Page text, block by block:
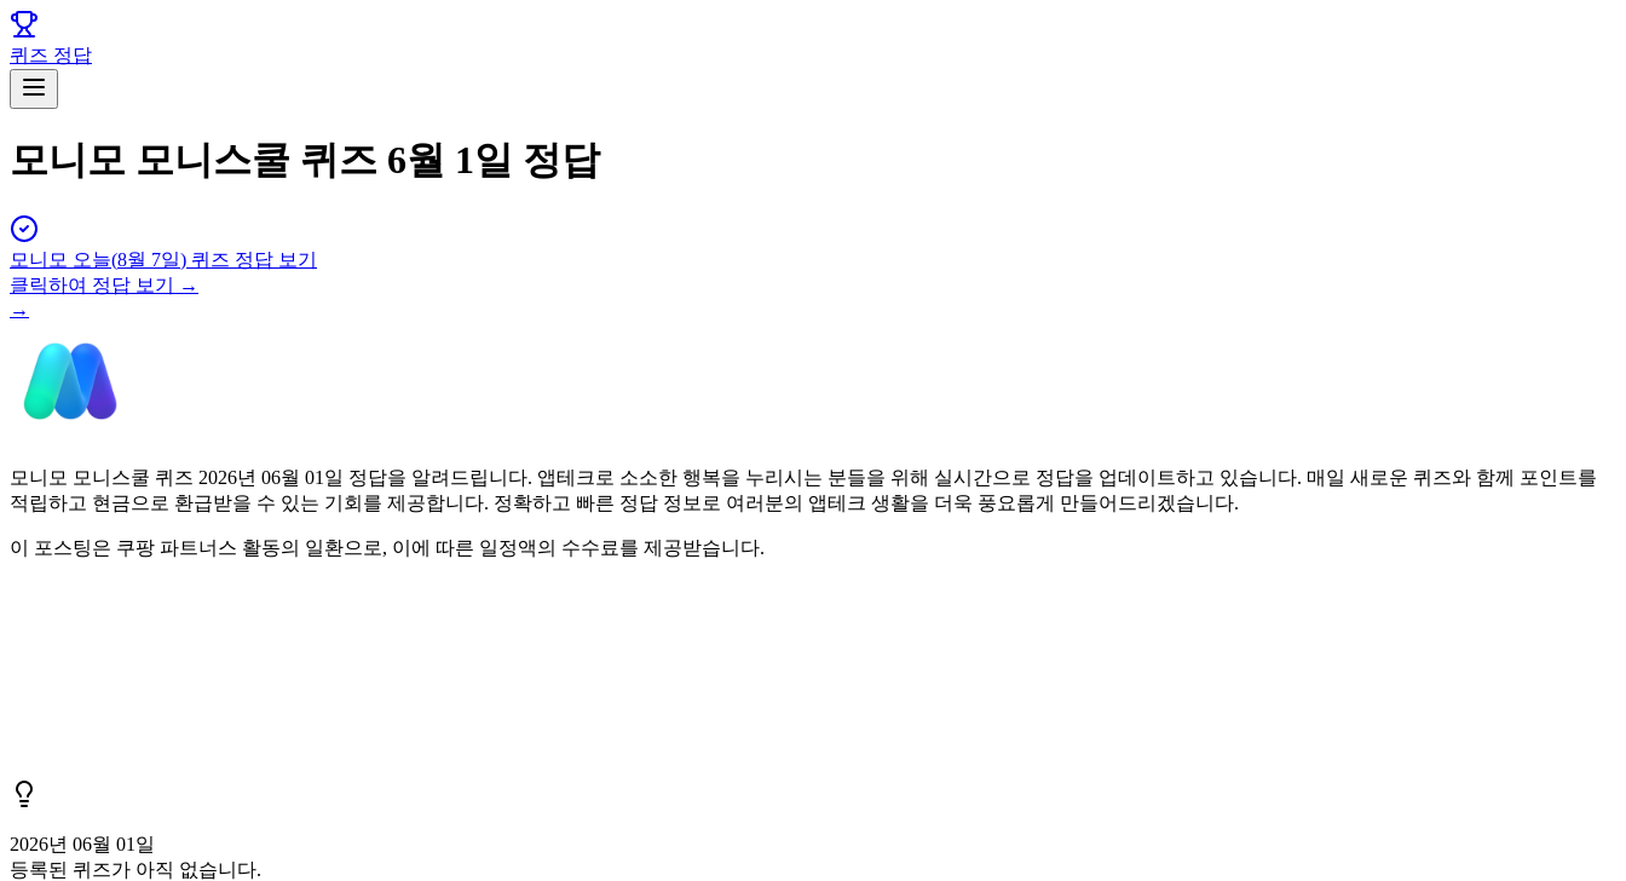
퀴즈 정답
모니모 모니스쿨 퀴즈 6월 1일 정답
모니모 오늘(8월 7일) 퀴즈 정답 보기
클릭하여 정답 보기 →
→
모니모 모니스쿨 퀴즈 2026년 06월 01일 정답을 알려드립니다. 앱테크로 소소한 행복을 누리시는 분들을 위해 실시간으로 정답을 업데이트하고 있습니다. 매일 새로운 퀴즈와 함께 포인트를
적립하고 현금으로 환급받을 수 있는 기회를 제공합니다. 정확하고 빠른 정답 정보로 여러분의 앱테크 생활을 더욱 풍요롭게 만들어드리겠습니다.
이 포스팅은 쿠팡 파트너스 활동의 일환으로, 이에 따른 일정액의 수수료를 제공받습니다.
2026년 06월 01일
등록된 퀴즈가 아직 없습니다.